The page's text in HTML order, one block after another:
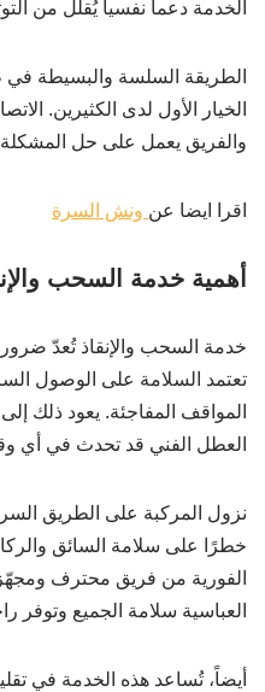
الخدمة دعماً نفسياً يُقلل من
الطريقة السلسة والبسيطة
الخيار الأول لدى الكثيرين.
والفريق يعمل على حل المشكلة
اقرا ايضا عن ونش السرة
أهمية خدمة السحب
خدمة السحب والإنقاذ تُعدّ
تعتمد السلامة على الوصول
المواقف المفاجئة. يعود ذلك
العطل الفني قد تحدث في أي
نزول المركبة على الطريق
خطرًا على سلامة السائق
الفورية من فريق محترف
العباسية سلامة الجميع وتوفر
أيضاً، تُساعد هذه الخدمة في